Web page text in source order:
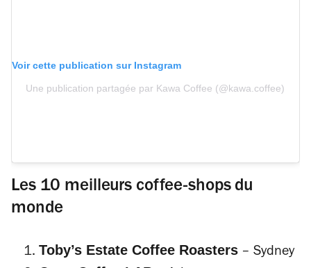
Voir cette publication sur Instagram
Une publication partagée par Kawa Coffee (@kawa.coffee)
Les 10 meilleurs coffee-shops du
monde
Toby’s Estate Coffee Roasters – Sydney